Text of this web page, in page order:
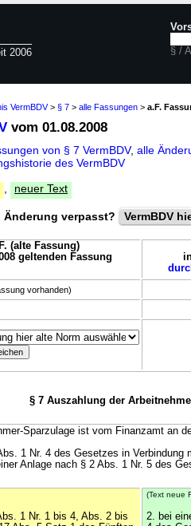
2006 § /
VermBDV> § 7 > alle Fassungen > a.F.
vom 01.08.2008
von § 7 VermBDV, alle
des VermBDV
neuer Text
Änderung verpasst? VermBDV
(alte Fassung)
geltenden Fassung
vorhanden)
§ 7 Auszahlung der
Sparzulage ist vom Finanzamt an
1 Nr. 4 des Gesetzes in Verbindung
Anlage nach § 2 Abs. 1 Nr. 5 des
1 Nr. 1 bis 4, Abs. 2 bis
(Text neue
2. bei